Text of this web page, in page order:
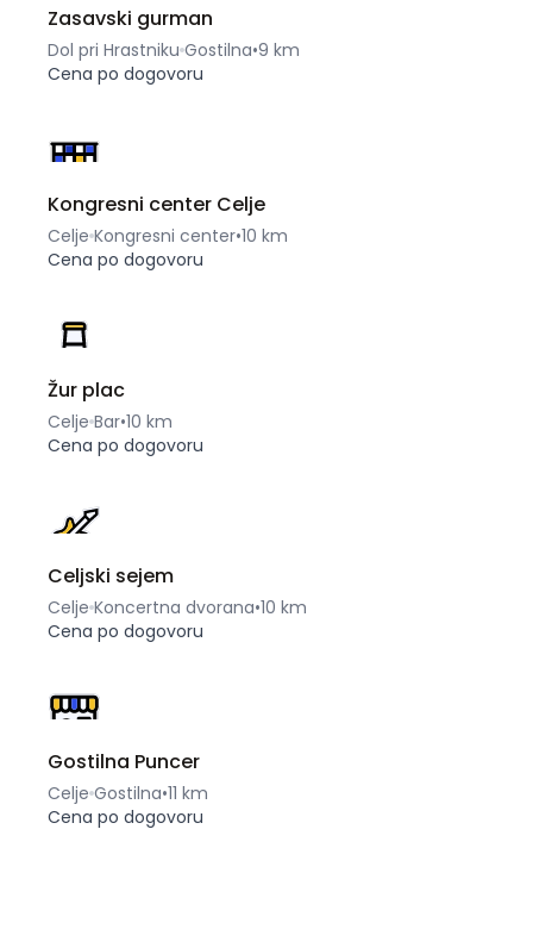
Zasavski gurman
Dol pri Hrastniku Gostilna•9 km
Cena po dogovoru
Kongresni center Celje
Celje Kongresni center•10 km
Cena po dogovoru
Žur plac
Celje Bar•10 km
Cena po dogovoru
Celjski sejem
Celje Koncertna dvorana•10 km
Cena po dogovoru
Gostilna Puncer
Celje Gostilna•11 km
Cena po dogovoru